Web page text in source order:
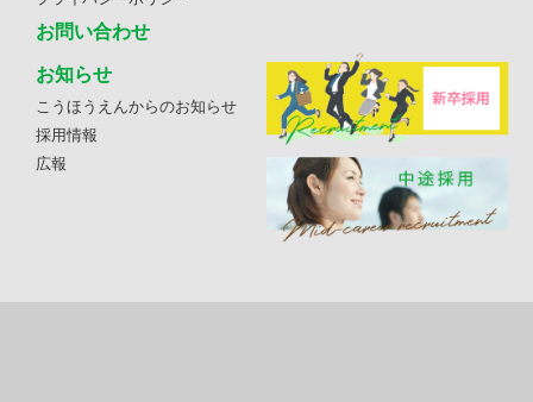
お問い合わせ
お知らせ
こうほうえんからのお知らせ
採用情報
広報